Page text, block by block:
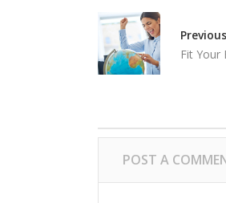
Previous
Fit Your
POST A